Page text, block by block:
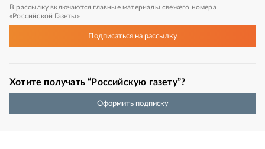
В рассылку включаются главные материалы свежего номера
«Российской Газеты»
Подписатьсяна рассылку
Хотите получать “Российскую газету”?
Оформить подписку